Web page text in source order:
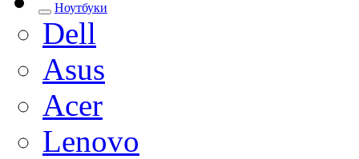
Ноутбуки
Dell
Asus
Acer
Lenovo